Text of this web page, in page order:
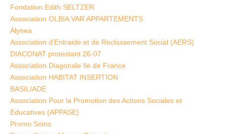
Fondation Edith SELTZER
Association OLBIA VAR APPARTEMENTS
Alynea
Association d’Entraide et de Reclassement Social (AERS)
DIACONAT protestant 26-07
Association Diagonale Ile de France
Association HABITAT INSERTION
BASILIADE
Association Pour la Promotion des Actions Sociales et
Educatives (APPASE)
Promo Soins